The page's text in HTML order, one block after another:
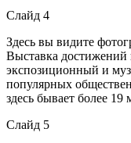
Слайд 4
Здесь вы видите
Выставка
экспозиционный и
популярных
здесь бывает более 19
Слайд 5